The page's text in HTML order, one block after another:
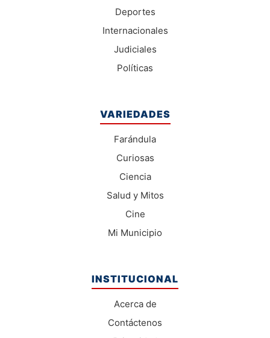
Deportes
Internacionales
Judiciales
Políticas
VARIEDADES
Farándula
Curiosas
Ciencia
Salud y Mitos
Cine
Mi Municipio
INSTITUCIONAL
Acerca de
Contáctenos